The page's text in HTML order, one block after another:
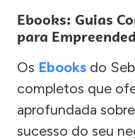
Ebooks: Guias
para
Os Ebooks do
completos que
aprofundada
sucesso do seu